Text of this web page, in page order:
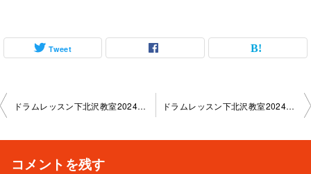
Tweet
投
ドラムレッスン下北沢教室2024-11-20-0042-1141 ドラムレッスン下北沢教室2024-11-27-0042-1141
コメントを残す